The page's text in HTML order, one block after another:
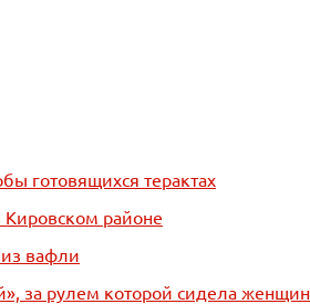
готовящихся терактах
районе
вафли
за рулем которой сидела